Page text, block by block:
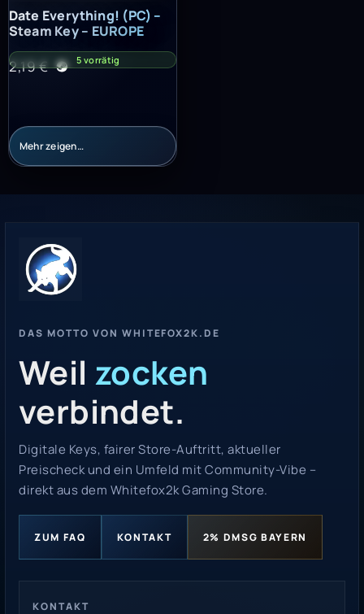
Date Everything! (PC) – Steam Key – EUROPE
Date Everything! (PC) –
Steam Key – EUROPE
2,19€ 5 vorrätig
Mehr zeigen…
DAS MOTTO VON WHITEFOX2K.DE
Weil zocken
verbindet.
Digitale Keys, fairer Store-Auftritt, aktueller
Preischeck und ein Umfeld mit Community-Vibe –
direkt aus dem Whitefox2k Gaming Store.
ZUM FAQ KONTAKT 2% DMSG BAYERN
KONTAKT